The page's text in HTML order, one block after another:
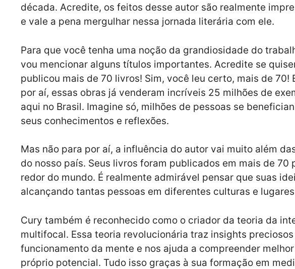
década. Acredite, os feitos desse autor são realmente
e vale a pena mergulhar nessa jornada literária com ele.
Para que você tenha uma noção da grandiosidade do
vou mencionar alguns títulos importantes. Acredite se
publicou mais de 70 livros! Sim, você leu certo, mais de 70!
por aí, essas obras já venderam incríveis 25 milhões de
aqui no Brasil. Imagine só, milhões de pessoas se
seus conhecimentos e reflexões.
Mas não para por aí, a influência do autor vai muito além
do nosso país. Seus livros foram publicados em mais de 70
redor do mundo. É realmente admirável pensar que suas
alcançando tantas pessoas em diferentes culturas e
Cury também é reconhecido como o criador da teoria da
multifocal. Essa teoria revolucionária traz insights
funcionamento da mente e nos ajuda a compreender
próprio potencial. Tudo isso graças à sua formação em